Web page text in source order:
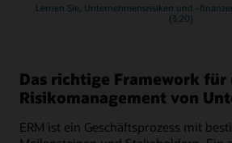
Lernen Sie, Unternehmensrisiken und -
(3:20)
Das richtige Framework für
Risikomanagement von
ERM ist ein Geschäftsprozess mit